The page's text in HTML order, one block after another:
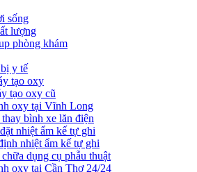
sống
lượng
phòng khám
y tế
tạo oxy
tạo oxy cũ
oxy tại Vĩnh Long
bình xe lăn điện
nhiệt ẩm kế tự ghi
nhiệt ẩm kế tự ghi
dụng cụ phẫu thuật
oxy tại Cần Thơ 24/24